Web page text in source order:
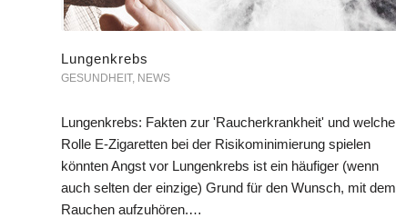
Lungenkrebs
GESUNDHEIT, NEWS
Lungenkrebs: Fakten zur 'Raucherkrankheit' und welche
Rolle E-Zigaretten bei der Risikominimierung spielen
könnten Angst vor Lungenkrebs ist ein häufiger (wenn
auch selten der einzige) Grund für den Wunsch, mit dem
Rauchen aufzuhören.…